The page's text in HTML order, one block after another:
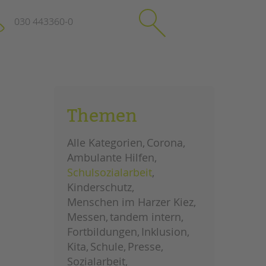
Impressum
Datenschutz
Hinweisgebersystem
Intranet
schließen
030 443360-0
SuchenThemen
Alle Kategorien Corona
Ambulante Hilfen
Schulsozialarbeit
Kinderschutz
Menschen im Harzer Kiez
Messen tandem intern
Fortbildungen Inklusion
Kita Schule Presse
Sozialarbeit